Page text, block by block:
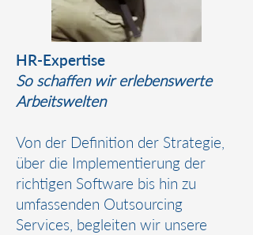
HR-Expertise
So schaffen wir erlebenswerte
Arbeitswelten
Von der Definition der Strategie,
über die Implementierung der
richtigen Software bis hin zu
umfassenden Outsourcing
Services, begleiten wir unsere